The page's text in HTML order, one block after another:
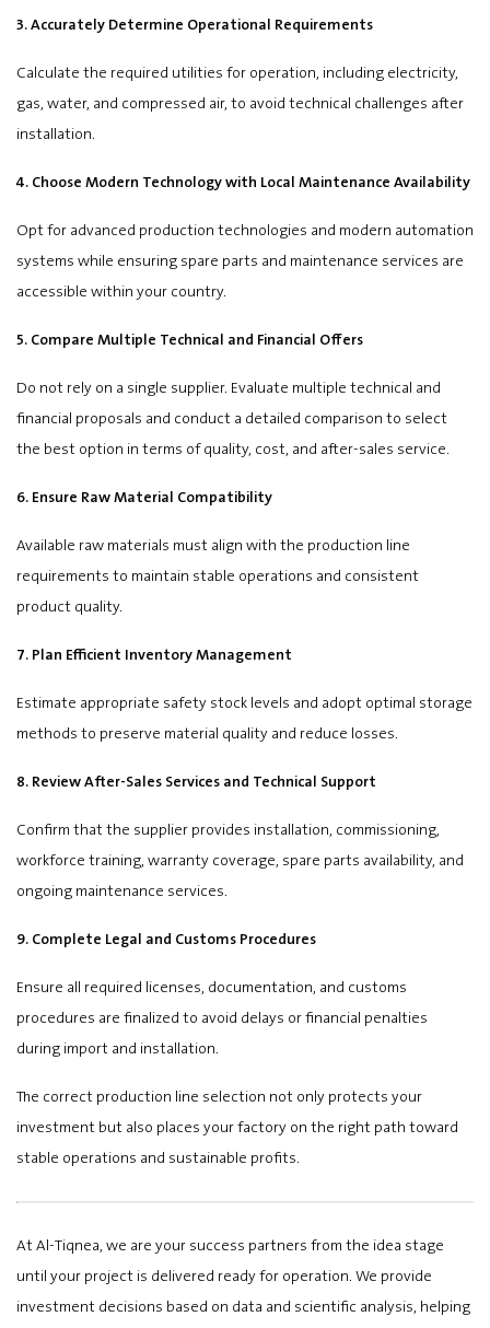
3. Accurately Determine Operational Requirements
Calculate the required utilities for operation, including electricity,
gas, water, and compressed air, to avoid technical challenges after
installation.
4. Choose Modern Technology with Local Maintenance Availability
Opt for advanced production technologies and modern automation
systems while ensuring spare parts and maintenance services are
accessible within your country.
5. Compare Multiple Technical and Financial Offers
Do not rely on a single supplier. Evaluate multiple technical and
financial proposals and conduct a detailed comparison to select
the best option in terms of quality, cost, and after-sales service.
6. Ensure Raw Material Compatibility
Available raw materials must align with the production line
requirements to maintain stable operations and consistent
product quality.
7. Plan Efficient Inventory Management
Estimate appropriate safety stock levels and adopt optimal storage
methods to preserve material quality and reduce losses.
8. Review After-Sales Services and Technical Support
Confirm that the supplier provides installation, commissioning,
workforce training, warranty coverage, spare parts availability, and
ongoing maintenance services.
9. Complete Legal and Customs Procedures
Ensure all required licenses, documentation, and customs
procedures are finalized to avoid delays or financial penalties
during import and installation.
The correct production line selection not only protects your
investment but also places your factory on the right path toward
stable operations and sustainable profits.
At Al-Tiqnea, we are your success partners from the idea stage
until your project is delivered ready for operation. We provide
investment decisions based on data and scientific analysis, helping